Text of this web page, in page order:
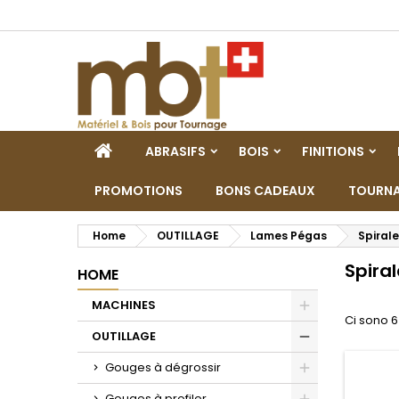
HOMEABRASIFS BOIS FINITIONS
PROMOTIONS BONS CADEAUX
Home OUTILLAGE Lames Pégas Spirale
HOME
MACHINES
Toggle
OUTILLAGE
Gouges à dégrossir
Ci sono